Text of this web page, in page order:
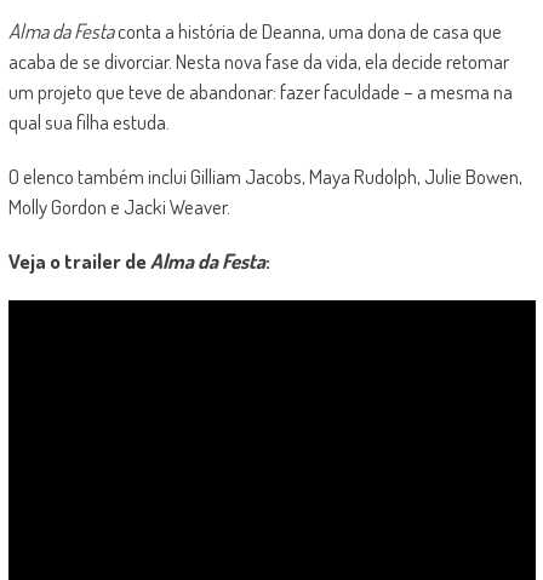
Alma da Festaconta a história de Deanna, uma dona de casa que
acaba de se divorciar. Nesta nova fase da vida, ela decide retomar
um projeto que teve de abandonar: fazer faculdade – a mesma na
qual sua filha estuda.
O elenco também inclui Gilliam Jacobs, Maya Rudolph, Julie Bowen,
Molly Gordon e Jacki Weaver.
Veja o trailer deAlma da Festa: